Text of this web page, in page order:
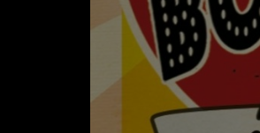
C'EST QUOI CETTE RADIO ?
LES ATELIERS PÉDAGOGIQUES